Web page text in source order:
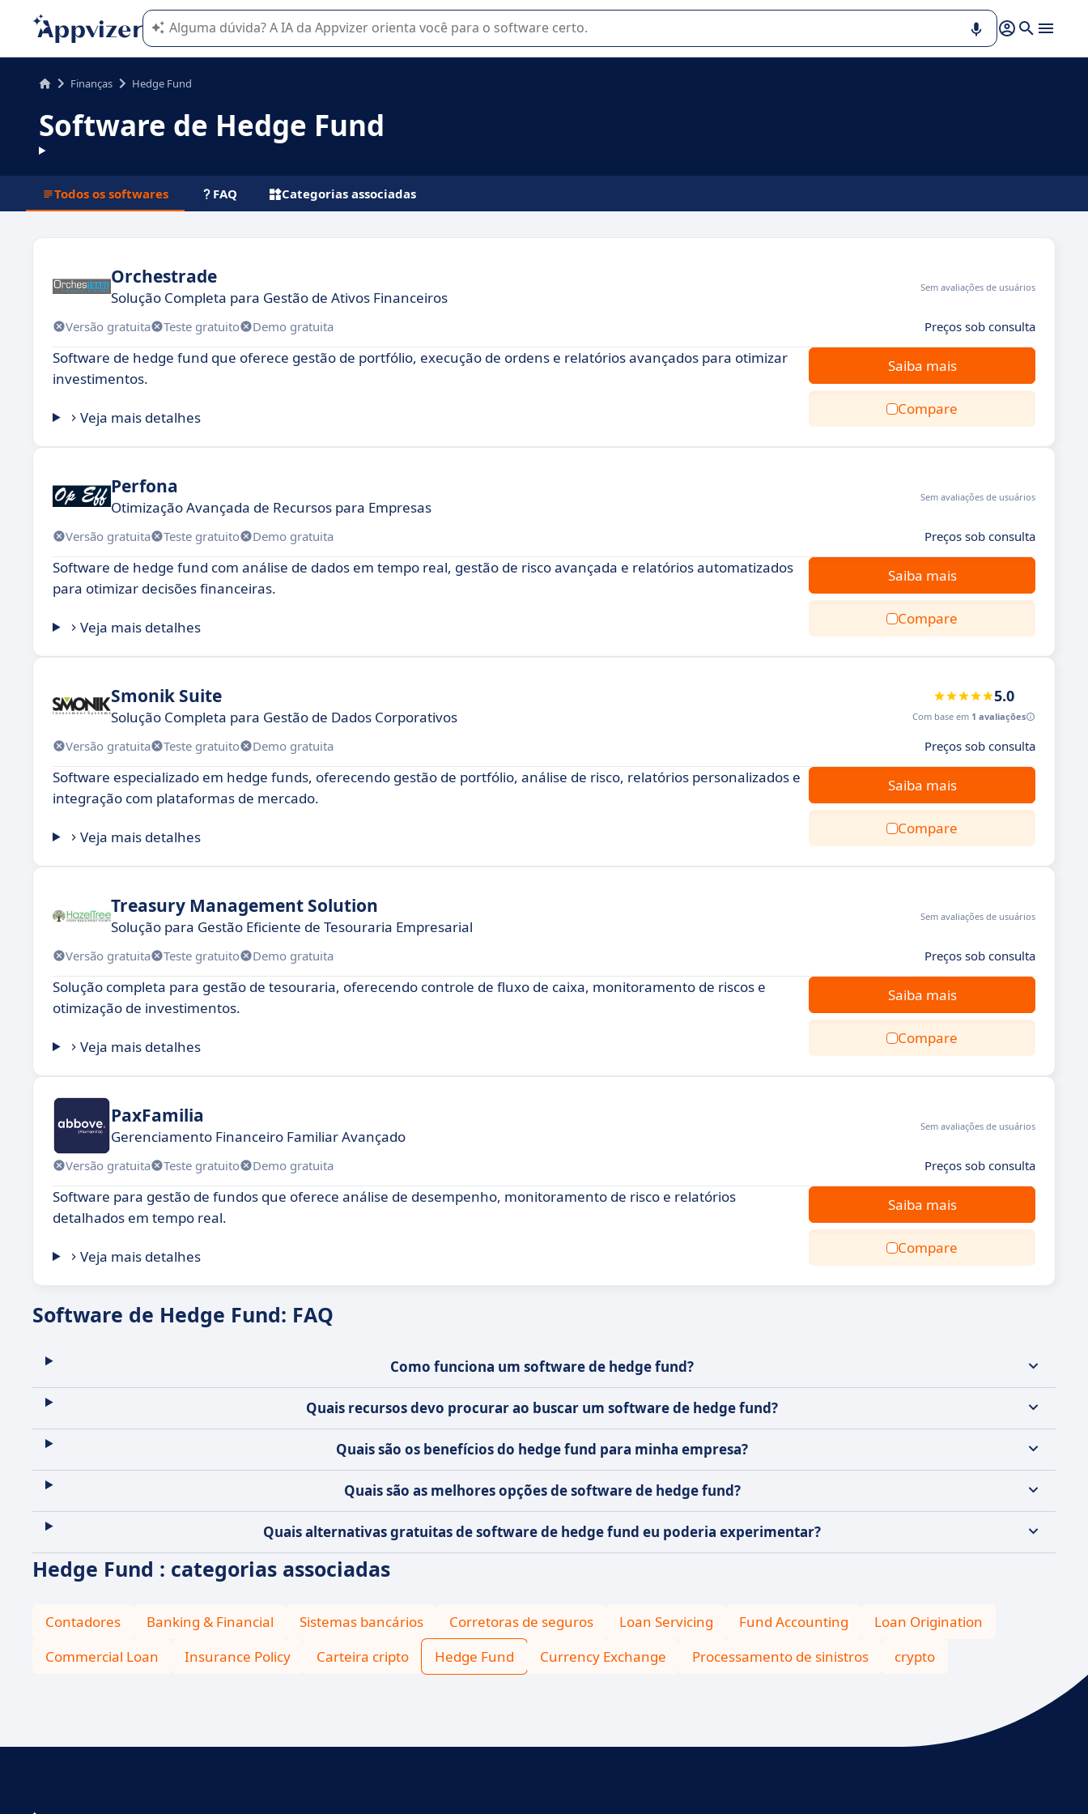
A IA do Appvizer o orienta no uso ou na seleção de software SaaS para sua empresa.
Finanças Hedge Fund
Software de Hedge Fund
Todos os softwares FAQ Categorias associadas
Orchestrade
Solução Completa para Gestão de Ativos Financeiros
Sem avaliações de usuários
Versão gratuita Teste gratuito Demo gratuita Preços sob consulta
Software de hedge fund que oferece gestão de portfólio, execução de ordens e relatórios avançados para otimizar
investimentos.
Veja mais detalhes
Saiba mais
Compare
Perfona
Otimização Avançada de Recursos para Empresas
Sem avaliações de usuários
Versão gratuita Teste gratuito Demo gratuita Preços sob consulta
Software de hedge fund com análise de dados em tempo real, gestão de risco avançada e relatórios automatizados
para otimizar decisões financeiras.
Veja mais detalhes
Saiba mais
Compare
Smonik Suite
Solução Completa para Gestão de Dados Corporativos
5.0
Com base em 1 avaliações
Versão gratuita Teste gratuito Demo gratuita Preços sob consulta
Software especializado em hedge funds, oferecendo gestão de portfólio, análise de risco, relatórios personalizados e
integração com plataformas de mercado.
Veja mais detalhes
Saiba mais
Compare
Treasury Management Solution
Solução para Gestão Eficiente de Tesouraria Empresarial
Sem avaliações de usuários
Versão gratuita Teste gratuito Demo gratuita Preços sob consulta
Solução completa para gestão de tesouraria, oferecendo controle de fluxo de caixa, monitoramento de riscos e
otimização de investimentos.
Veja mais detalhes
Saiba mais
Compare
PaxFamilia
Gerenciamento Financeiro Familiar Avançado
Sem avaliações de usuários
Versão gratuita Teste gratuito Demo gratuita Preços sob consulta
Software para gestão de fundos que oferece análise de desempenho, monitoramento de risco e relatórios
detalhados em tempo real.
Veja mais detalhes
Saiba mais
Compare
Software de Hedge Fund: FAQ
Como funciona um software de hedge fund?
Quais recursos devo procurar ao buscar um software de hedge fund?
Quais são os benefícios do hedge fund para minha empresa?
Quais são as melhores opções de software de hedge fund?
Quais alternativas gratuitas de software de hedge fund eu poderia experimentar?
Hedge Fund : categorias associadas
Contadores Banking & Financial Sistemas bancários Corretoras de seguros Loan Servicing Fund Accounting
Loan Origination
Commercial Loan
Insurance Policy Carteira cripto Hedge Fund Currency Exchange Processamento de sinistros crypto